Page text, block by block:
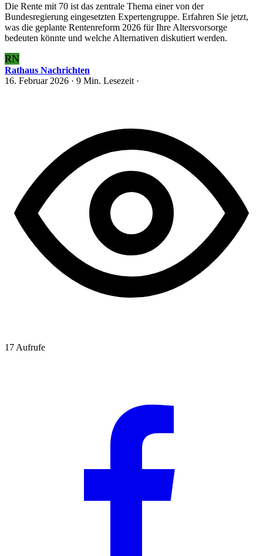
Die Rente mit 70 ist das zentrale Thema einer von der
Bundesregierung eingesetzten Expertengruppe. Erfahren Sie jetzt,
was die geplante Rentenreform 2026 für Ihre Altersvorsorge
bedeuten könnte und welche Alternativen diskutiert werden.
RN
Rathaus Nachrichten
16. Februar 2026 · 9 Min. Lesezeit ·
17 Aufrufe